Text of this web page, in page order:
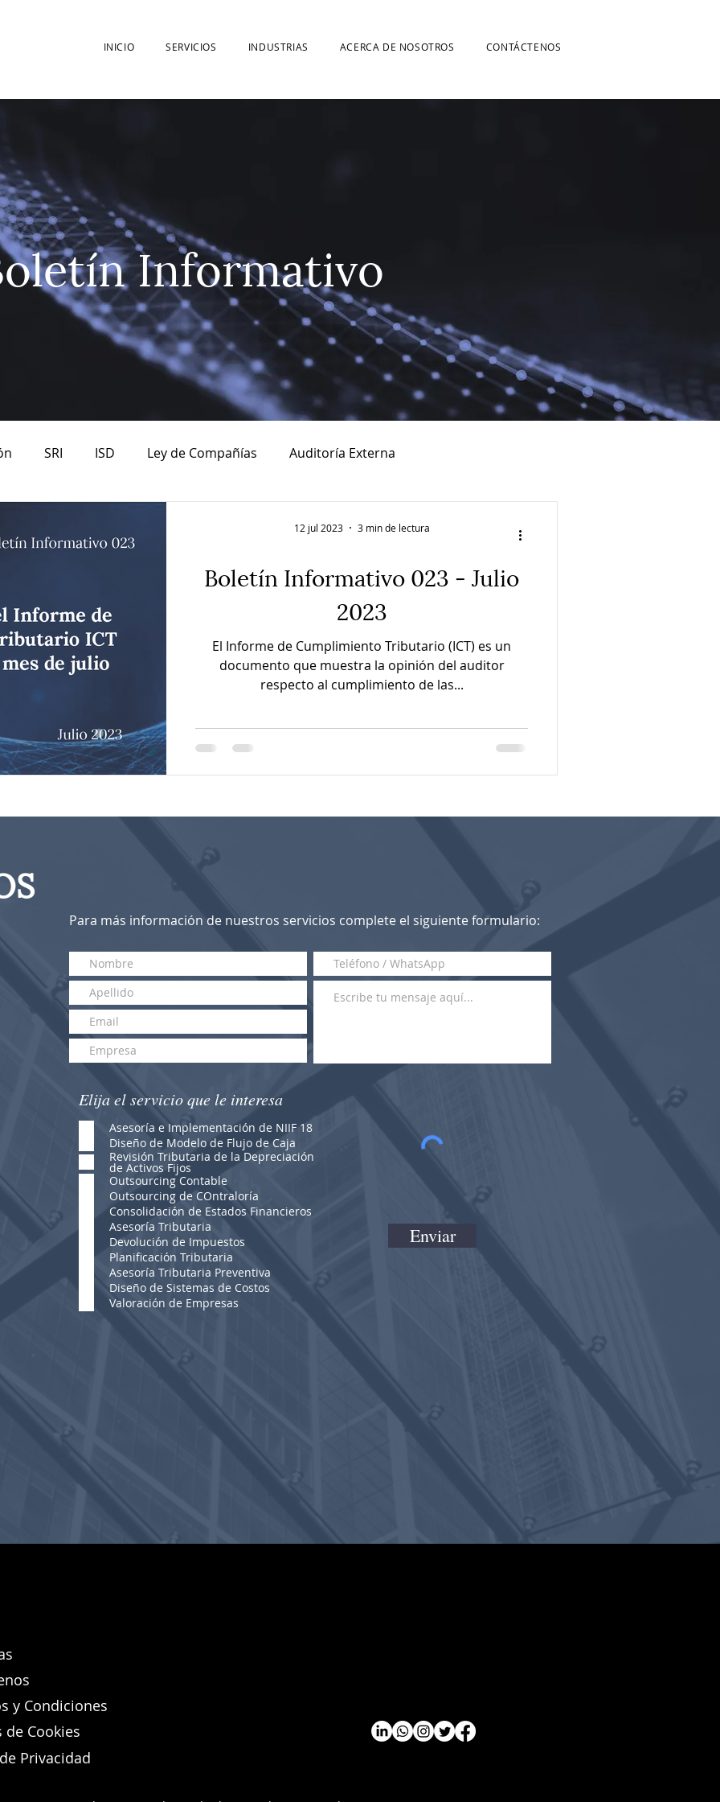
INICIO SERVICIOS INDUSTRIAS ACERCA DE NOSOTROS CONTÁCTENOS
Informativo
SRI ISD Ley de Compañías Auditoría Externa
Boletín Informativo 023 - Julio
2023
El Informe de Cumplimiento Tributario (ICT) es un
documento que muestra la opinión del auditor
respecto al cumplimiento de las...
12 jul 2023 3 min de lectura
Para más información de nuestros servicios complete el siguiente formulario:
Elija el servicio que le interesa
Asesoría e Implementación de NIIF 18
Diseño de Modelo de Flujo de Caja
Revisión Tributaria de la Depreciación
de Activos Fijos
Outsourcing Contable
Outsourcing de COntraloría
Consolidación de Estados Financieros
Asesoría Tributaria
Devolución de Impuestos
Planificación Tributaria
Asesoría Tributaria Preventiva
Diseño de Sistemas de Costos
Valoración de Empresas
Enviar
y Condiciones
de Cookies
Privacidad